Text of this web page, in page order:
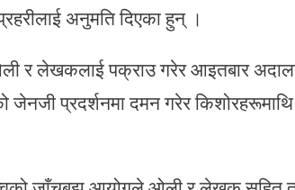
अनुमति दिएका हुन् ।
र लेखकलाई पक्राउ गरेर आइतबार
जेनजी प्रदर्शनमा दमन गरेर